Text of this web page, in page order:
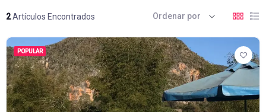
2Artículos Encontrados Ordenar por
POPULAR